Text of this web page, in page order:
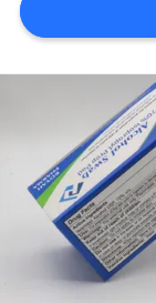
PLAN
DU
PRIVACY
POLICY